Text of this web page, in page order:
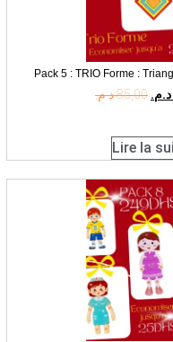
Pack 5 : TRIO Forme :
85,00د.م. د.م.
Lire la